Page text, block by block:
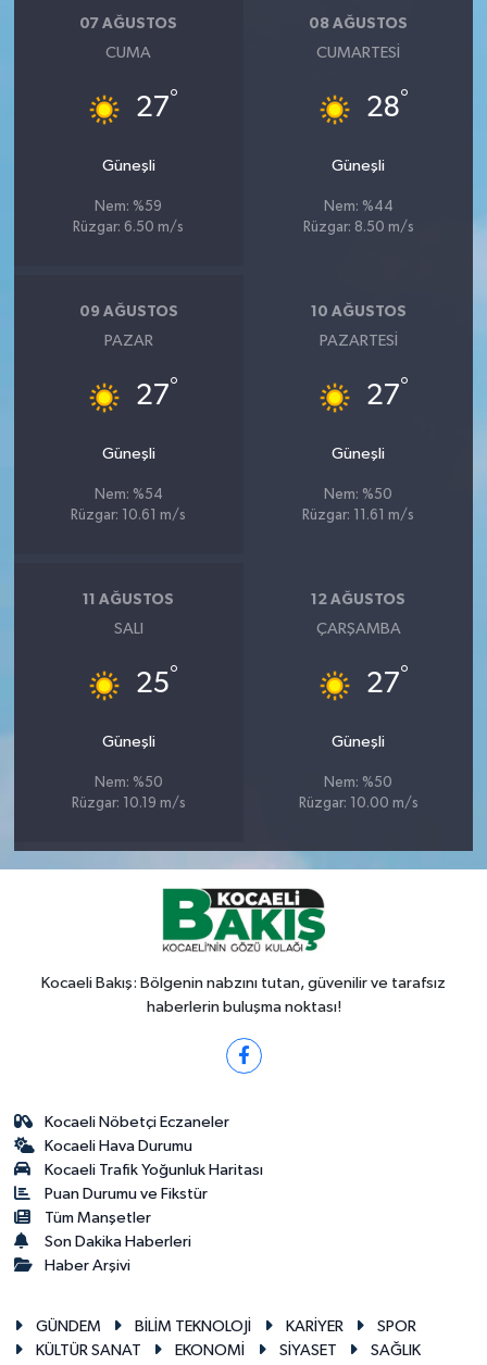
07 AĞUSTOS
CUMA
27°
Güneşli
Nem: %59
Rüzgar: 6.50 m/s
08 AĞUSTOS
CUMARTESI
28°
Güneşli
Nem: %44
Rüzgar: 8.50 m/s
09 AĞUSTOS
PAZAR
27°
Güneşli
Nem: %54
Rüzgar: 10.61 m/s
10 AĞUSTOS
PAZARTESI
27°
Güneşli
Nem: %50
Rüzgar: 11.61 m/s
11 AĞUSTOS
SALI
25°
Güneşli
Nem: %50
Rüzgar: 10.19 m/s
12 AĞUSTOS
ÇARŞAMBA
27°
Güneşli
Nem: %50
Rüzgar: 10.00 m/s
Kocaeli Bakış: Bölgenin nabzını tutan, güvenilir ve tarafsız
haberlerin buluşma noktası!
Kocaeli Nöbetçi Eczaneler
Kocaeli Hava Durumu
Kocaeli Trafik Yoğunluk Haritası
Puan Durumu ve Fikstür
Tüm Manşetler
Son Dakika Haberleri
Haber Arşivi
GÜNDEM BİLİM TEKNOLOJİ KARİYER
SPOR
KÜLTÜR SANAT
EKONOMİ SİYASET SAĞLIK